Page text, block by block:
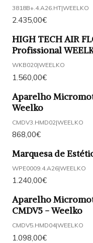
3818B+.4.A26.HT|WEELKO
2.435,00€
HIGH TECH AIR
Profissional
WKB020|WEELKO
1.560,00€
Aparelho
Weelko
CMDV3.HMD02|WEELKO
868,00€
Marquesa de
WPE0009.4.A26|WEELKO
1.240,00€
Aparelho
CMDV5 - Weelko
CMDV5.HMD04|WEELKO
1.098,00€